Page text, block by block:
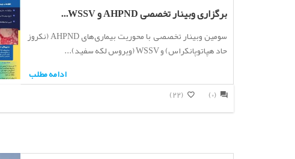
برگزاری وبینار تخصصی AHPND و WSSV...
سومین وبینار تخصصی با محوریت بیماری‌های AHPND (نکروز
حاد هپاتوپانکراس) و WSSV (ویروس لکه سفید)...
ادامه مطلب
(22) (0)